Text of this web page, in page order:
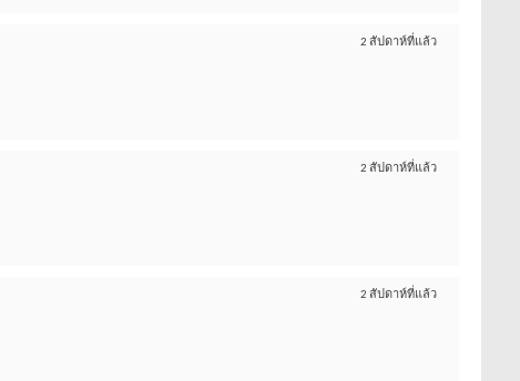
2 สัปดาห์ที่แล้ว
2 สัปดาห์ที่แล้ว
2 สัปดาห์ที่แล้ว